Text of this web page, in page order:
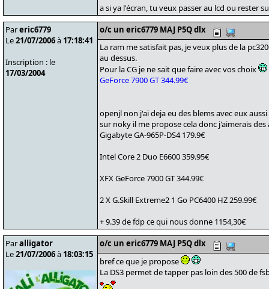
a si ya l'écran, tu veux passer au lcd ou rester
Pareric6779
Le21/07/2006à 17:18:41
Inscription : le
17/03/2004
o/c un eric6779 MAJ P5Q dlx
La ram me satisfait pas, je veux plus de la
au dessus.
Pour la CG je ne sait que faire avec vos choix
GeForce 7900 GT 344.99€
openjl non j'ai deja eu des blems avec eux
sur noky il me propose cela donc j'aimerais des
Gigabyte GA-965P-DS4 179.9€
Intel Core 2 Duo E6600 359.95€
XFX GeForce 7900 GT 344.99€
2 X G.Skill Extreme2 1 Go PC6400 HZ 259.99€
+ 9.39 de fdp ce qui nous donne 1154,30€
Paralligator
Le21/07/2006à 18:03:15
o/c un eric6779 MAJ P5Q dlx
bref ce que je propose
La DS3 permet de tapper pas loin des 500 de